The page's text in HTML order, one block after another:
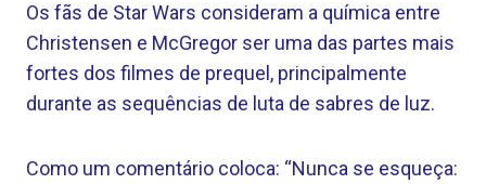
Os fãs de Star Wars consideram a química entre
Christensen e McGregor ser uma das partes mais
fortes dos filmes de prequel, principalmente
durante as sequências de luta de sabres de luz.
Como um comentário coloca: “Nunca se esqueça: